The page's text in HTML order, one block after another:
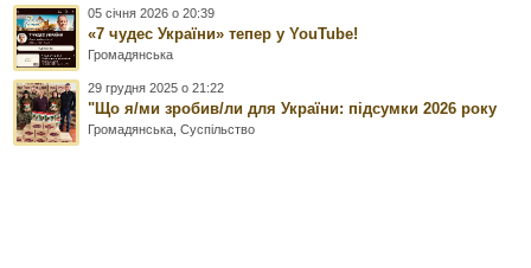
05 січня 2026 о 20:39
«7 чудес України» тепер у YouTube!
Громадянська
29 грудня 2025 о 21:22
"Що я/ми зробив/ли для України: підсумки 2026 року
Громадянська ,Суспільство